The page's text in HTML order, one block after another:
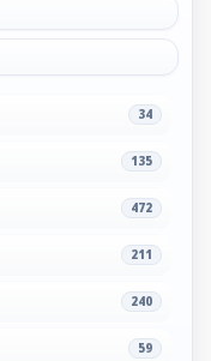
34
135
472
211
240
59